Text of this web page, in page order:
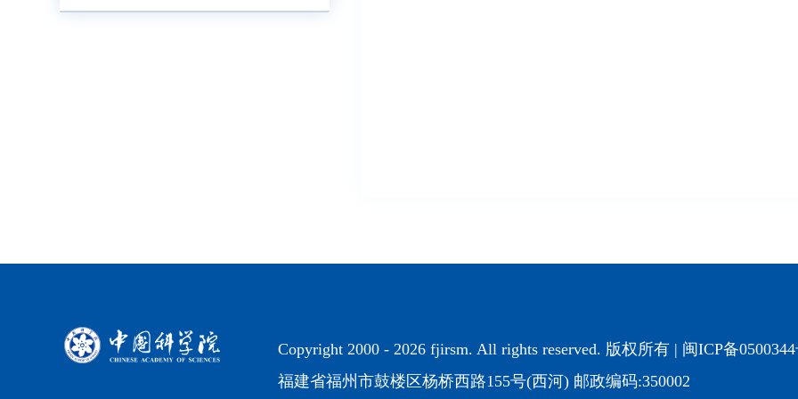
Copyright 2000 - 2026 fjirsm. All rights reserved. 版权所有 | 闽ICP备
福建省福州市鼓楼区杨桥西路155号(西河) 邮政编码:350002